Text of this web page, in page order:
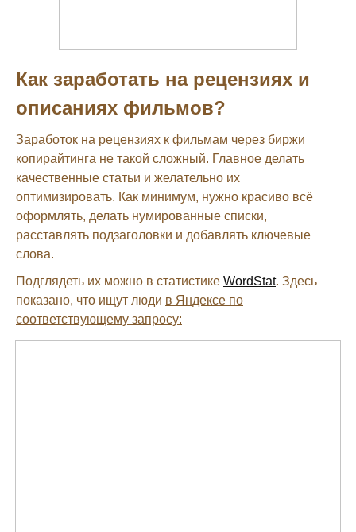
Как заработать на рецензиях и
описаниях фильмов?
Заработок на рецензиях к фильмам через биржи
копирайтинга не такой сложный. Главное делать
качественные статьи и желательно их
оптимизировать. Как минимум, нужно красиво всё
оформлять, делать нумированные списки,
расставлять подзаголовки и добавлять ключевые
слова.
Подглядеть их можно в статистике WordStat. Здесь
показано, что ищут люди в Яндексе по
соответствующему запросу: